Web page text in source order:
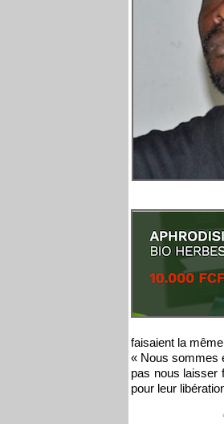
faisaient la
« Nous sommes
pas nous laisser
pour leur